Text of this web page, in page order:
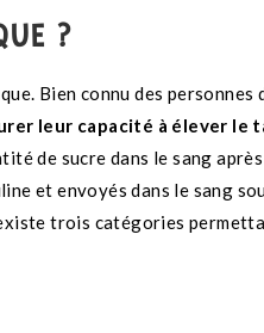
?
Bien connu des personnes
leur capacité à élever le
de sucre dans le sang
et envoyés dans le sang
trois catégories